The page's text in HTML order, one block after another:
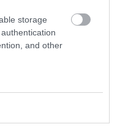
storage
and other